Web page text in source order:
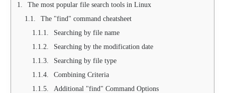
The most popular file search tools in Linux
The "find" command cheatsheet
Searching by file name
Searching by the modification date
Searching by file type
Combining Criteria
Additional "find" Command Options